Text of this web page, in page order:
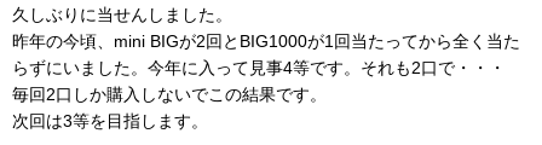
久しぶりに当せんしました。
昨年の今頃、mini BIGが2回とBIG1000が1回当たってから全く当た
らずにいました。今年に入って見事4等です。それも2口で・・・
毎回2口しか購入しないでこの結果です。
次回は3等を目指します。